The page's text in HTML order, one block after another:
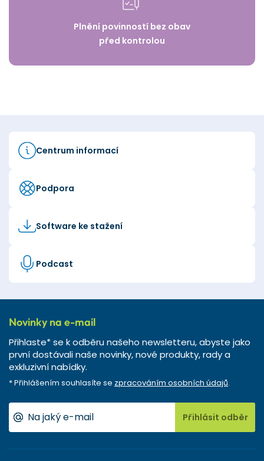
Plnění povinností bez obav
před kontrolou
Centrum informací
Podpora
Software ke stažení
Podcast
Novinky na e-mail
Přihlaste* se k odběru našeho newsletteru, abyste jako
první dostávali naše novinky, nové produkty, rady a
exkluzivní nabídky.
* Přihlášením souhlasíte se zpracováním osobních údajů.
Přihlásit odběr